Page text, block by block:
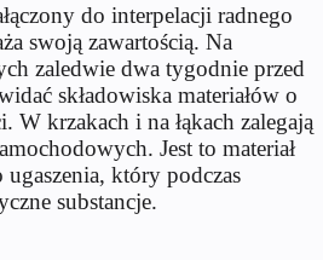
do interpelacji radnego
swoją zawartością. Na
zaledwie dwa tygodnie przed
składowiska materiałów o
W krzakach i na łąkach zalegają
Jest to materiał
który podczas
substancje.